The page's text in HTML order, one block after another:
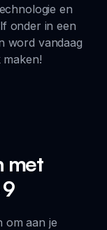
en
onder in een
word vandaag
maken!
met
om aan je